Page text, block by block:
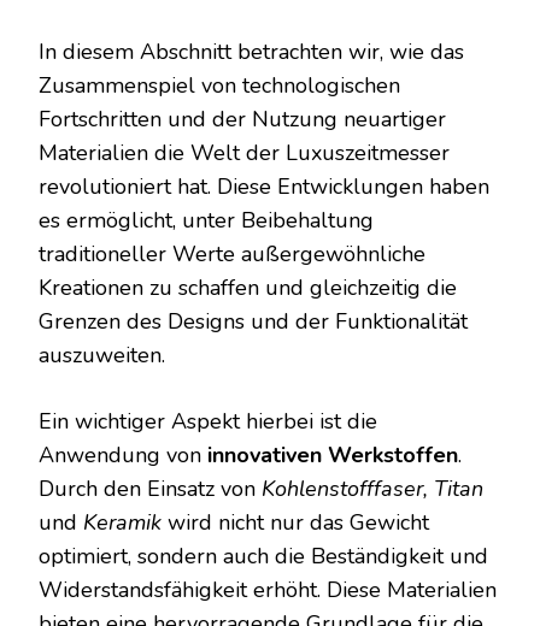
In diesem Abschnitt betrachten wir, wie das
Zusammenspiel von technologischen
Fortschritten und der Nutzung neuartiger
Materialien die Welt der Luxuszeitmesser
revolutioniert hat. Diese Entwicklungen haben
es ermöglicht, unter Beibehaltung
traditioneller Werte außergewöhnliche
Kreationen zu schaffen und gleichzeitig die
Grenzen des Designs und der Funktionalität
auszuweiten.
Ein wichtiger Aspekt hierbei ist die
Anwendung von innovativen Werkstoffen.
Durch den Einsatz von Kohlenstofffaser, Titan
und Keramik wird nicht nur das Gewicht
optimiert, sondern auch die Beständigkeit und
Widerstandsfähigkeit erhöht. Diese Materialien